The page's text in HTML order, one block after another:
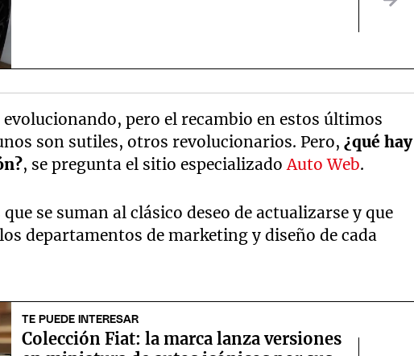
pero el recambio en estos últimos
son sutiles, otros revolucionarios. Pero,¿qué hay
, se pregunta el sitio especializadoAuto Web.
se suman al clásico deseo de actualizarse y que
departamentos de marketing y diseño de cada
TE PUEDE INTERESAR
Colección Fiat: la marca lanza versiones